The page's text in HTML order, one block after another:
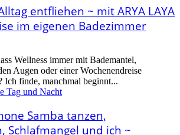
entfliehen ~ mit ARYA LAYA
im eigenen Badezimmer
Wellness immer mit Bademantel,
Augen oder einer Wochenendreise
Ich finde, manchmal beginnt...
Samba tanzen,
Schlafmangel und ich ~